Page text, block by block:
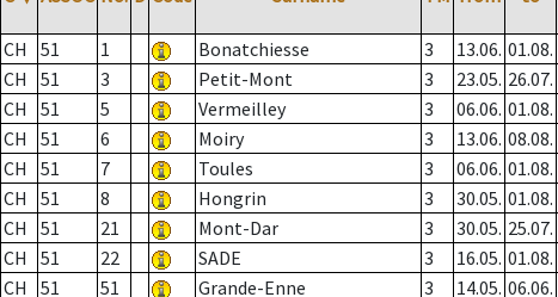
CH
51 1 Bonatchiesse 3 13.06. 01.08.
CH
51 3 Petit-Mont 3 23.05. 26.07.
CH
51 5 Vermeilley 3 06.06. 01.08.
CH
51 6 Moiry 3 13.06. 08.08.
CH
51 7 Toules 3 06.06. 01.08.
CH
51 8 Hongrin 3 30.05. 01.08.
CH
51 21 Mont-Dar 3 30.05. 25.07.
CH
51 22 SADE 3 16.05. 01.08.
CH
51 51 Grande-Enne 3 14.05. 06.06.